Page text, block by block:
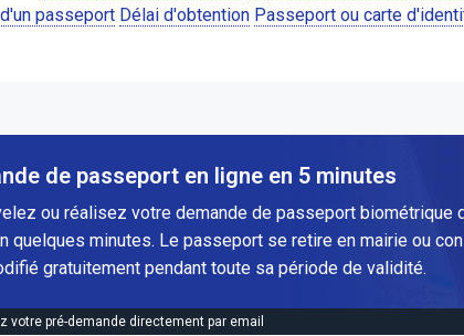
passeport Délai d'obtention Passeport ou carte
de passeport en ligne en 5 minutes
ou réalisez votre demande de passeport biométrique
quelques minutes. Le passeport se retire en mairie ou
gratuitement pendant toute sa période de validité.
votre pré-demande directement par email